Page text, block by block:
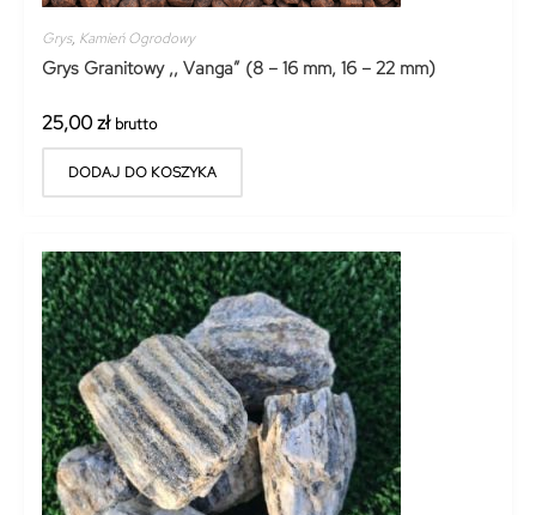
Grys, Kamień Ogrodowy
Grys Granitowy ,, Vanga” (8 – 16 mm, 16 – 22 mm)
25,00zł brutto
DODAJ DO KOSZYKA